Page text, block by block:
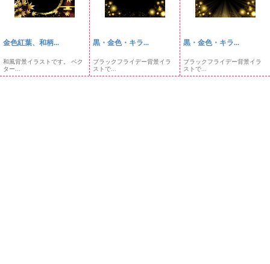
金色紅葉、和柄...
和風背景イラストです。 ベク
ター...
黒・金色・キラ...
ブラックフライデー背景イラ
ストで...
黒・金色・キラ...
ブラックフライデー背景イラ
ストで...